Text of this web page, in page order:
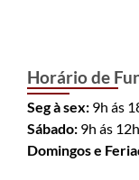
Horário de
Seg à sex: 9h ás
Sábado: 9h ás 12h
Domingos e